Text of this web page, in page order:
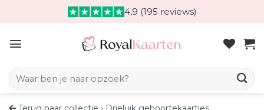
4,9 (195 reviews)
Zoeken naar: